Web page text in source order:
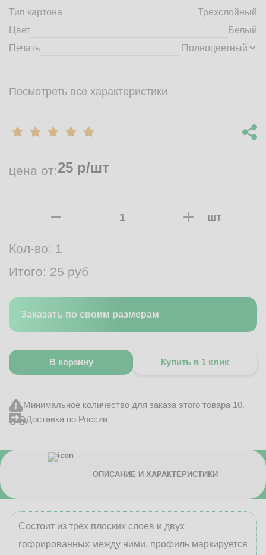
материалов с сайта строго запрещено.
Тип картона
Трехслойный
Цвет
Белый
Печать
Посмотреть все характеристики
цена от:25 р/шт
шт
Кол-во: 1
Итого: 25 руб
Заказать по своим размерам
В корзину Купить в 1 клик
Минимальное количество для заказа этого товара 10.
Доставка по России
ОПИСАНИЕ И ХАРАКТЕРИСТИКИ
Состоит из трех плоских слоев и двух
гофрированных между ними, профиль маркируется